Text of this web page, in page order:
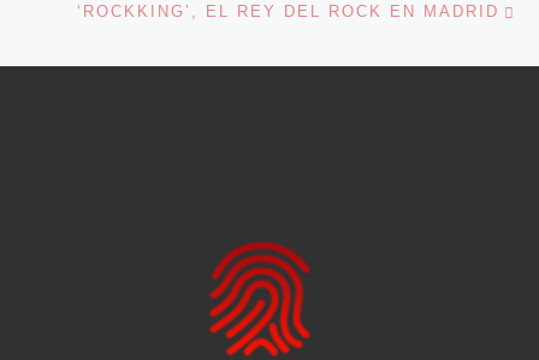
‘ROCKKING’, EL REY DEL ROCK EN MADRID